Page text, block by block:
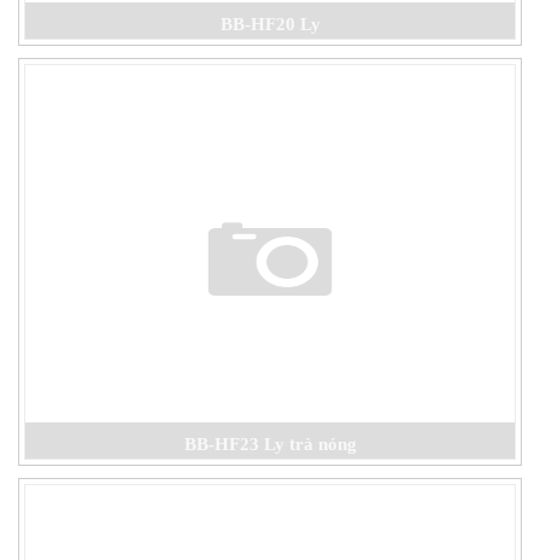
BB-HF20 Ly
BB-HF23 Ly trà nóng